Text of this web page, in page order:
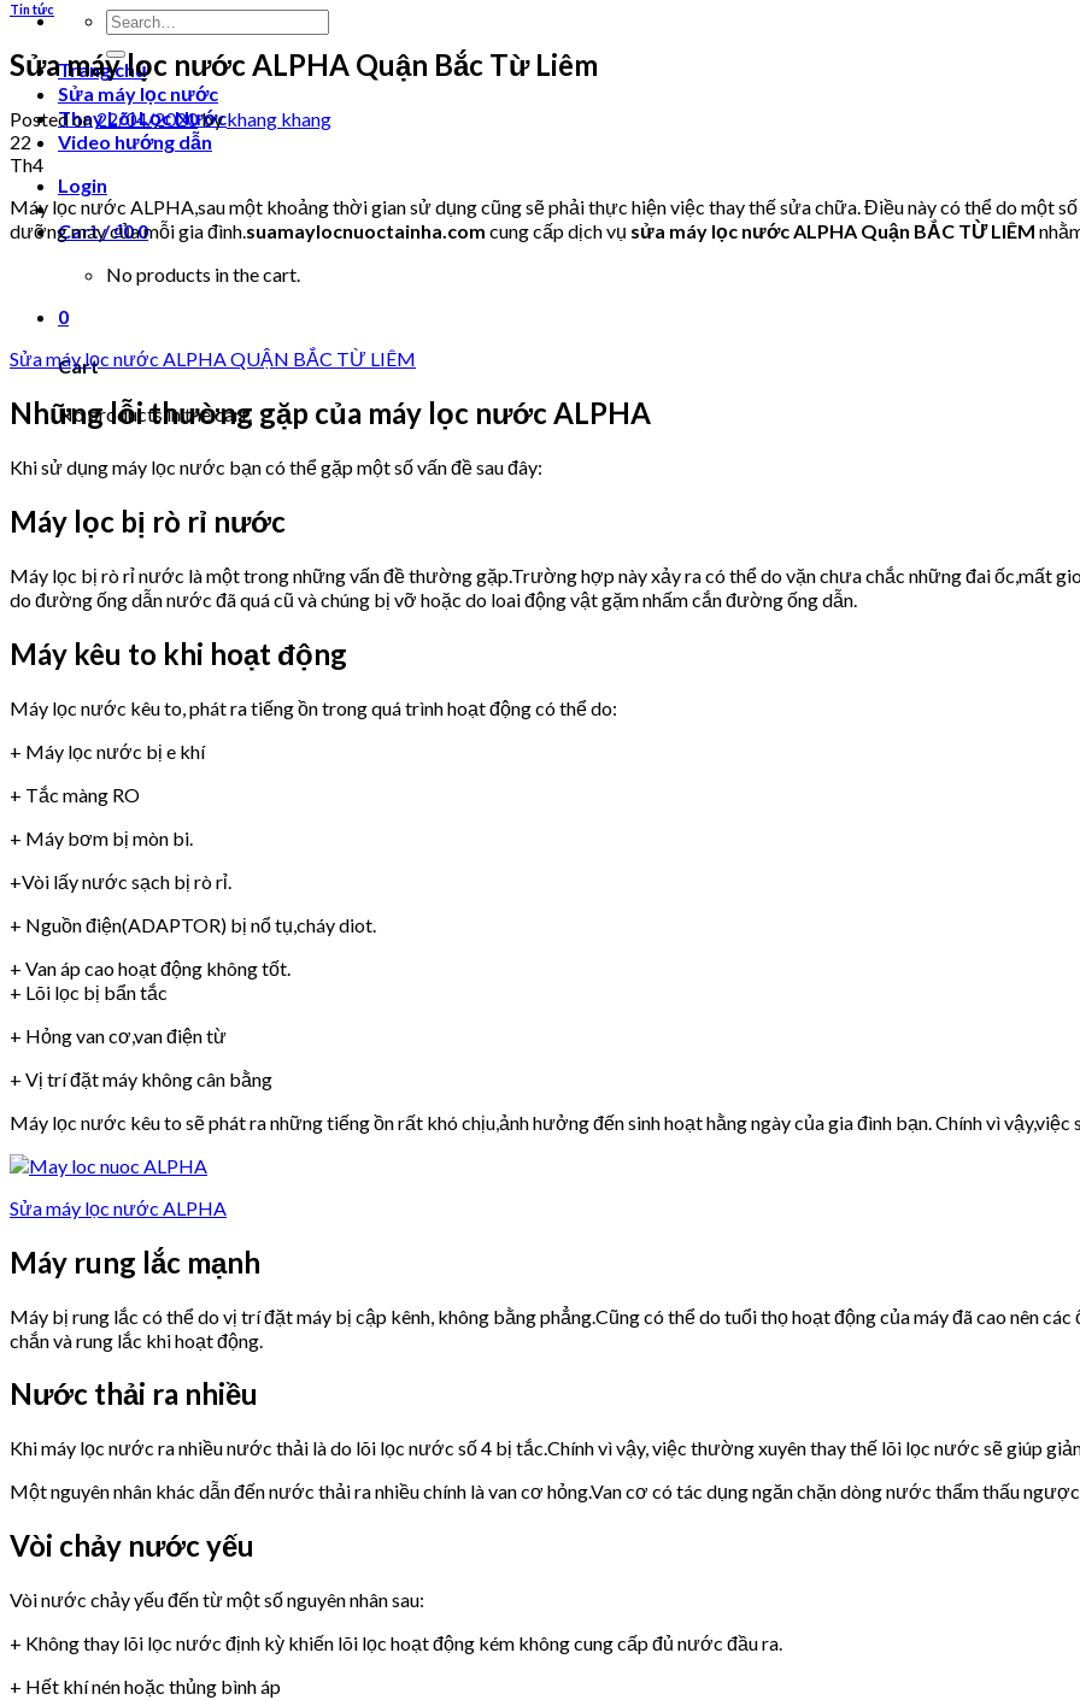
Search
for:
Trang chủ
Sửa máy lọc nước
Thay Lõi Lọc Nước
Video hướng dẫn
Login
Cart /₫00
No products in the cart.
0
Cart
No products in the cart.
Tin tức
Sửa máy lọc nước ALPHA Quận Bắc Từ Liêm
Posted on22/04/2020bykhang khang
22
Th4
Máy lọc nước ALPHA,sau một khoảng thời gian sử dụng cũng sẽ phải thực hiện việc thay thế sửa chữa. Điều này có thể do một
dưỡng máy của mỗi gia đình.suamaylocnuoctainha.com cung cấp dịch vụ sửa máy lọc nước ALPHA Quận BẮC TỪ LIÊM
Sửa máy lọc nước ALPHA QUẬN BẮC TỪ LIÊM
Những lỗi thường gặp của máy lọc nước ALPHA
Khi sử dụng máy lọc nước bạn có thể gặp một số vấn đề sau đây:
Máy lọc bị rò rỉ nước
Máy lọc bị rò rỉ nước là một trong những vấn đề thường gặp.Trường hợp này xảy ra có thể do vặn chưa chắc những đai ốc,mất
do đường ống dẫn nước đã quá cũ và chúng bị vỡ hoặc do loai động vật gặm nhấm cắn đường ống dẫn.
Máy kêu to khi hoạt động
Máy lọc nước kêu to, phát ra tiếng ồn trong quá trình hoạt động có thể do:
+ Máy lọc nước bị e khí
+ Tắc màng RO
+ Máy bơm bị mòn bi.
+Vòi lấy nước sạch bị rò rỉ.
+ Nguồn điện(ADAPTOR) bị nổ tụ,cháy diot.
+ Van áp cao hoạt động không tốt.
+ Lõi lọc bị bẩn tắc
+ Hỏng van cơ,van điện từ
+ Vị trí đặt máy không cân bằng
Máy lọc nước kêu to sẽ phát ra những tiếng ồn rất khó chịu,ảnh hưởng đến sinh hoạt hằng ngày của gia đình bạn. Chính vì
Sửa máy lọc nước ALPHA
Máy rung lắc mạnh
Máy bị rung lắc có thể do vị trí đặt máy bị cập kênh, không bằng phẳng.Cũng có thể do tuổi thọ hoạt động của máy đã cao nên
chắn và rung lắc khi hoạt động.
Nước thải ra nhiều
Khi máy lọc nước ra nhiều nước thải là do lõi lọc nước số 4 bị tắc.Chính vì vậy, việc thường xuyên thay thế lõi lọc nước sẽ giúp
Một nguyên nhân khác dẫn đến nước thải ra nhiều chính là van cơ hỏng.Van cơ có tác dụng ngăn chặn dòng nước thẩm thấu
Vòi chảy nước yếu
Vòi nước chảy yếu đến từ một số nguyên nhân sau:
+ Không thay lõi lọc nước định kỳ khiến lõi lọc hoạt động kém không cung cấp đủ nước đầu ra.
+ Hết khí nén hoặc thủng bình áp